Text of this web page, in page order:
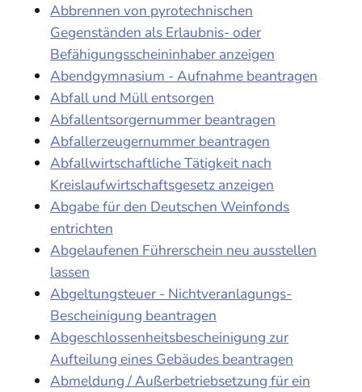
Abbrennen von pyrotechnischen
Gegenständen als Erlaubnis- oder
Befähigungsscheininhaber anzeigen
Abendgymnasium - Aufnahme beantragen
Abfall und Müll entsorgen
Abfallentsorgernummer beantragen
Abfallerzeugernummer beantragen
Abfallwirtschaftliche Tätigkeit nach
Kreislaufwirtschaftsgesetz anzeigen
Abgabe für den Deutschen Weinfonds
entrichten
Abgelaufenen Führerschein neu ausstellen
lassen
Abgeltungsteuer - Nichtveranlagungs-
Bescheinigung beantragen
Abgeschlossenheitsbescheinigung zur
Aufteilung eines Gebäudes beantragen
Abmeldung / Außerbetriebsetzung für ein